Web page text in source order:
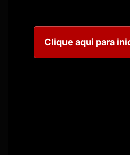
Clique aqui para